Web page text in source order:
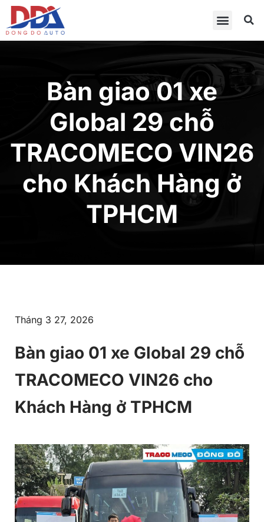
Bàn giao 01 xe
Global 29 chỗ
TRACOMECO VIN26
cho Khách Hàng ở
TPHCM
Tháng 3 27, 2026
Bàn giao 01 xe Global 29 chỗ
TRACOMECO VIN26 cho
Khách Hàng ở TPHCM